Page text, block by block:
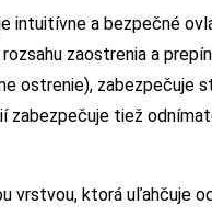
intuitívne a bezpečné
zaostrenia a
ostrenie), zabezpečuje
tiež
vrstvou, ktorá uľahčuje